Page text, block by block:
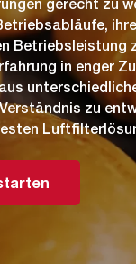
Betriebsleistung
in enger
zu